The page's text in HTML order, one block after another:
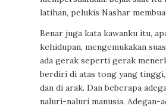
latihan, pelukis Nashar
Benar juga kata kawanku itu,
kehidupan, mengemukakan
ada gerak seperti gerak
berdiri di atas tong yang
dan di arak. Dan beberapa
naluri-naluri manusia. Adegan-